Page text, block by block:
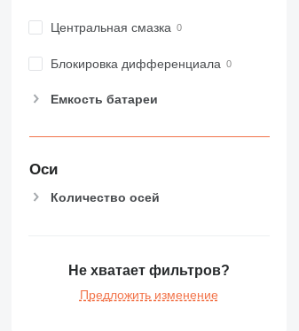
Центральная смазка
Блокировка дифференциала
Емкость батареи
Оси
Количество осей
Не хватает фильтров?
Предложить изменение